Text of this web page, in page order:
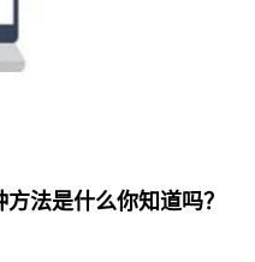
法是什么你知道吗？